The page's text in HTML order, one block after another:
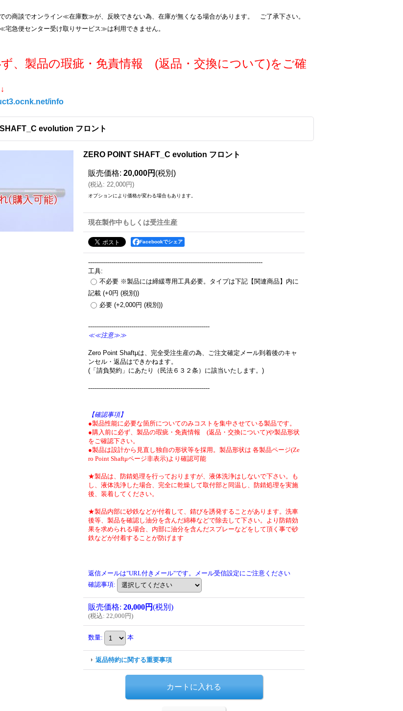
の商談でオンライン≪在庫数≫が、反映できない為、在庫が無くなる場合があります。 ご了承下さい。
急便センター受け取りサービス≫は利用できません。
、製品の瑕疵・免責情報 (返品・交換について)をご確
info
evolution フロント
ZERO POINT SHAFT_C evolution フロント
販売価格: 20,000円 (税別)
(税込: 22,000円)
オプションにより価格が変わる場合もあります。
現在製作中もしくは受注生産
Facebookでシェア
-----------------------------------------------------------------------------------------
工具:
不必要 ※製品には締緩専用工具必要。タイプは下記【関連商品】内に
記載 (+0円 (税別))
必要 (+2,000円 (税別))
--------------------------------------------------------------
≪≪注意≫≫
Zero Point Shaftμは、完全受注生産の為、ご注文確定メール到着後のキャ
ンセル・返品はできかねます。
(「請負契約」にあたり（民法６３２条）に該当いたします。)
--------------------------------------------------------------
【確認事項】
●製品性能に必要な箇所についてのみコストを集中させている製品です。
●購入前に必ず、製品の瑕疵・免責情報 (返品・交換について)や製品形状
をご確認下さい。
●製品は設計から見直し独自の形状等を採用。製品形状は 各製品ページ(Ze
ro Point Shaftμページ非表示)より確認可能
★製品は、防錆処理を行っておりますが、液体洗浄はしないで下さい。も
し、液体洗浄した場合、完全に乾燥して取付部と同温し、防錆処理を実施
後、装着してください。
★製品内部に砂鉄などが付着して、錆びを誘発することがあります。洗車
後等、製品を確認し油分を含んだ綿棒などで除去して下さい。より防錆効
果を求められる場合、内部に油分を含んだスプレーなどをして頂く事で砂
鉄などが付着することが防げます
返信メールは"URL付きメール"です。メール受信設定にご注意ください
確認事項:
販売価格: 20,000円(税別)
(税込: 22,000円)
数量: 本
返品特約に関する重要事項